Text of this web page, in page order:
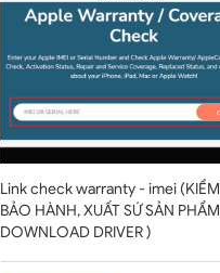
Link check warranty - imei
BẢO HÀNH, XUẤT SỨ SẢN
DOWNLOAD DRIVER )